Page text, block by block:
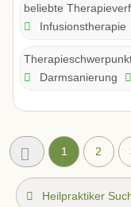
beliebte
Infusionstherapie
Darmsanierung
1 2
Heilpraktiker